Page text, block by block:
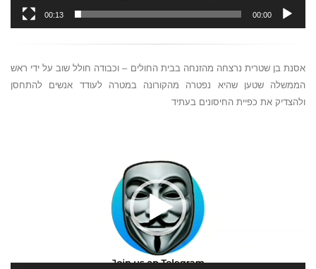
00:00
00:13
אסנת בן שטרית נרצחה מהזנחה בבית החולים – וכבודה חולל שוב על ידי ראש
הממשלה שטען שהיא נפטרה מהקורונה במטרה לעודד אנשים להתחסן
ולהצדיק את כפיית החיסונים בעתיד